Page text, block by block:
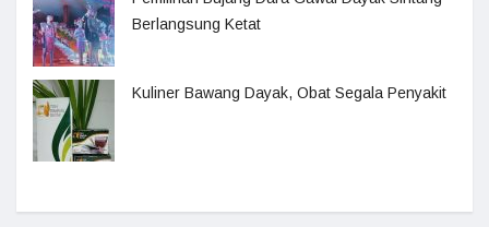
Berlangsung Ketat
Kuliner Bawang Dayak, Obat Segala Penyakit